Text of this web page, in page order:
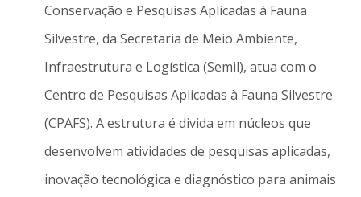
Conservação e Pesquisas Aplicadas à Fauna
Silvestre, da Secretaria de Meio Ambiente,
Infraestrutura e Logística (Semil), atua com o
Centro de Pesquisas Aplicadas à Fauna Silvestre
(CPAFS). A estrutura é divida em núcleos que
desenvolvem atividades de pesquisas aplicadas,
inovação tecnológica e diagnóstico para animais